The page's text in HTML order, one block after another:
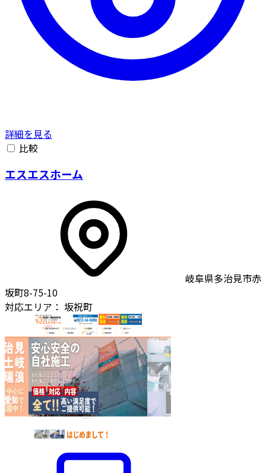
詳細を見る
比較
エスエスホーム
岐阜県多治見市赤
坂町8-75-10
対応エリア： 坂祝町